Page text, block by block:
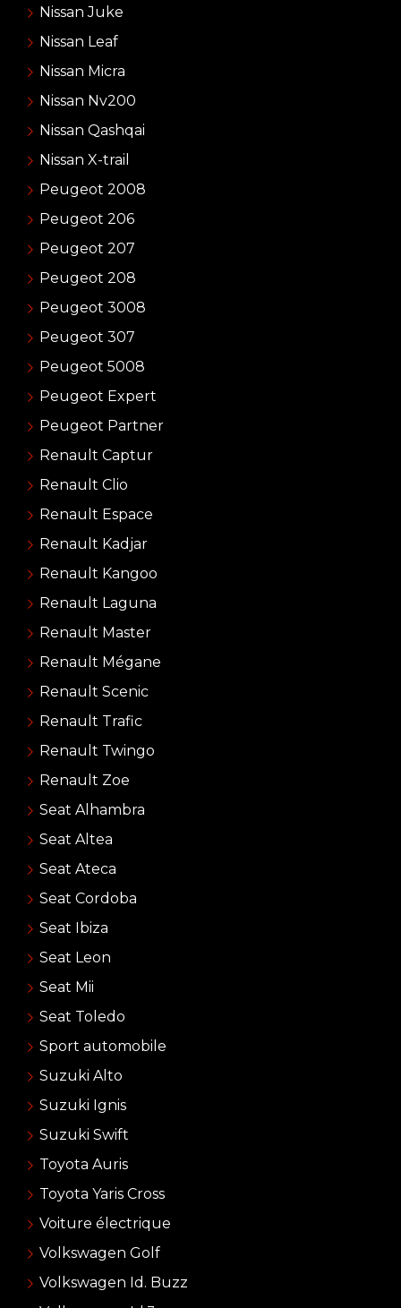
Nissan Juke
Nissan Leaf
Nissan Micra
Nissan Nv200
Nissan Qashqai
Nissan X-trail
Peugeot 2008
Peugeot 206
Peugeot 207
Peugeot 208
Peugeot 3008
Peugeot 307
Peugeot 5008
Peugeot Expert
Peugeot Partner
Renault Captur
Renault Clio
Renault Espace
Renault Kadjar
Renault Kangoo
Renault Laguna
Renault Master
Renault Mégane
Renault Scenic
Renault Trafic
Renault Twingo
Renault Zoe
Seat Alhambra
Seat Altea
Seat Ateca
Seat Cordoba
Seat Ibiza
Seat Leon
Seat Mii
Seat Toledo
Sport automobile
Suzuki Alto
Suzuki Ignis
Suzuki Swift
Toyota Auris
Toyota Yaris Cross
Voiture électrique
Volkswagen Golf
Volkswagen Id. Buzz